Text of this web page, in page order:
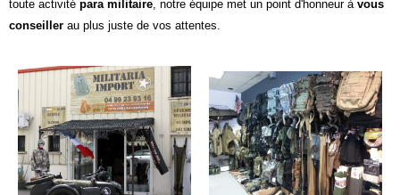
toute activité para militaire , notre équipe met un point d'honneur à vous
conseiller au plus juste de vos attentes.